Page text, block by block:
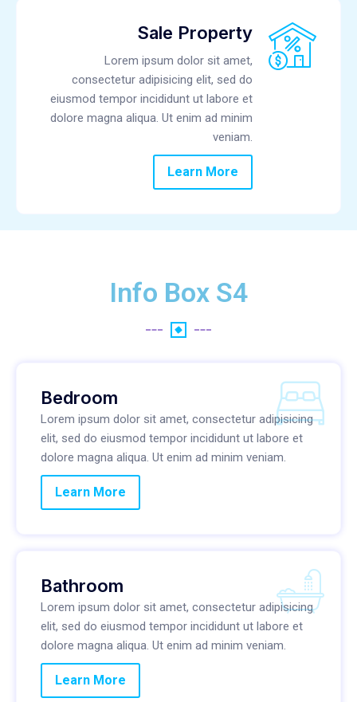
Sale Property
Lorem ipsum dolor sit amet,
consectetur adipisicing elit, sed do
eiusmod tempor incididunt ut labore et
dolore magna aliqua. Ut enim ad minim
veniam.
Learn More
Info Box S4
Bedroom
Lorem ipsum dolor sit amet, consectetur adipisicing
elit, sed do eiusmod tempor incididunt ut labore et
dolore magna aliqua. Ut enim ad minim veniam.
Learn More
Bathroom
Lorem ipsum dolor sit amet, consectetur adipisicing
elit, sed do eiusmod tempor incididunt ut labore et
dolore magna aliqua. Ut enim ad minim veniam.
Learn More